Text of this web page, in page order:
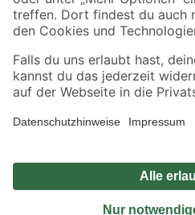
Alle Preisangaben in EUR inkl. gesetzl. MwSt..
Umständen nicht in allen Märkten verfügbar. Die
Produkte nur solange der Vorrat reicht.
*Paketversand ab 59 € versandkostenfrei, gilt
Privatsphäre
Nutzungsbedingungen
Widerrufsrecht